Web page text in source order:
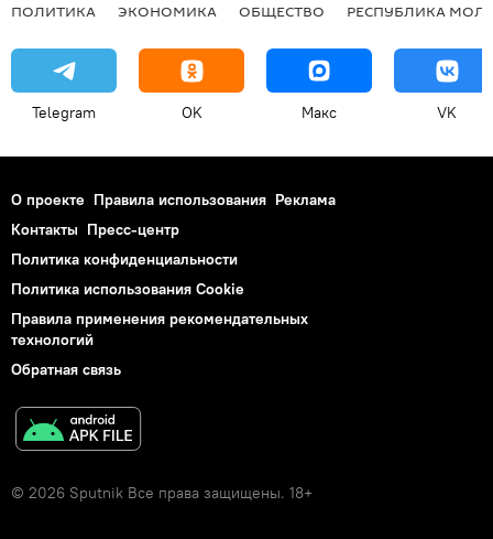
ПОЛИТИКА ЭКОНОМИКА ОБЩЕСТВО РЕСПУБЛИКА
Telegram OK Макс VK
О проекте Правила использования Реклама
Контакты Пресс-центр
Политика конфиденциальности
Политика использования Cookie
Правила применения рекомендательных
технологий
Обратная связь
© 2026 Sputnik Все права защищены. 18+